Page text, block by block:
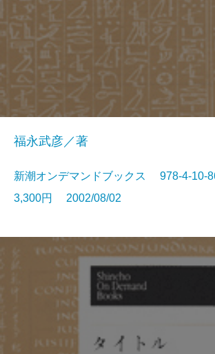
福永武彦／著
新潮オンデマンドブックス 978-4-10-
3,300円 2002/08/02